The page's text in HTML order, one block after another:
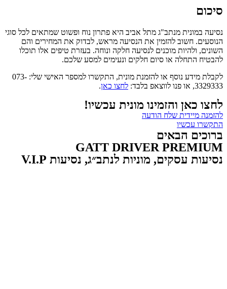
סיכום
נסיעה במונית מנתב"ג מתל אביב היא פתרון נוח ופשוט שמתאים לכל סוגי
הנוסעים. חשוב להזמין את הנסיעה מראש, לבדוק את המחירים והם
השונים, ולהיות מוכנים לנסיעה חלקה ונוחה. בעזרת טיפים אלו תוכלו
להבטיח התחלה או סיום חלקים ונעימים למסע שלכם.
לקבלת מידע נוסף או להזמנת מונית, התקשרו למספר האישי שלי: 073-
3329333, או פנו לווצאפ בלבד:
לחצו כאן.
לחצו כאן והזמינו מונית עכשיו!
להזמנה מיידית שלח הודעה
התקשרו עכשיו
ברוכים הבאים
GATT DRIVER PREMIUM
נסיעות עסקים, מוניות לנתב״ג, נסיעות V.I.P